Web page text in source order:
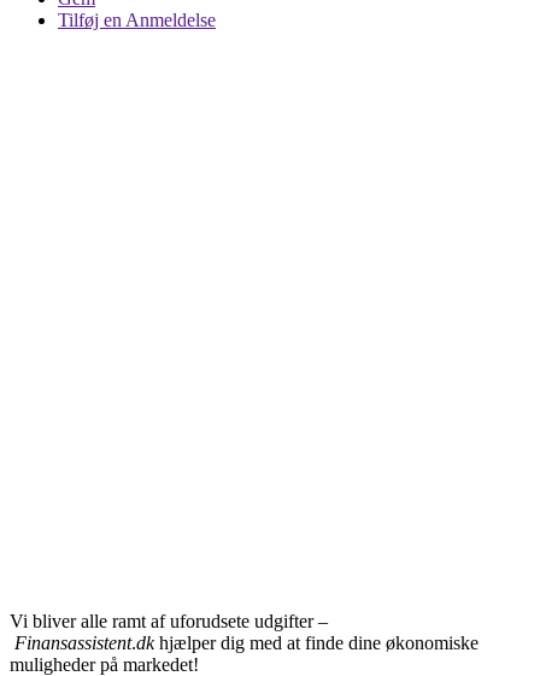
Tilføj en Anmeldelse
Vi bliver alle ramt af uforudsete udgifter –
Finansassistent.dkhjælper dig med at finde dine økonomiske
muligheder på markedet!